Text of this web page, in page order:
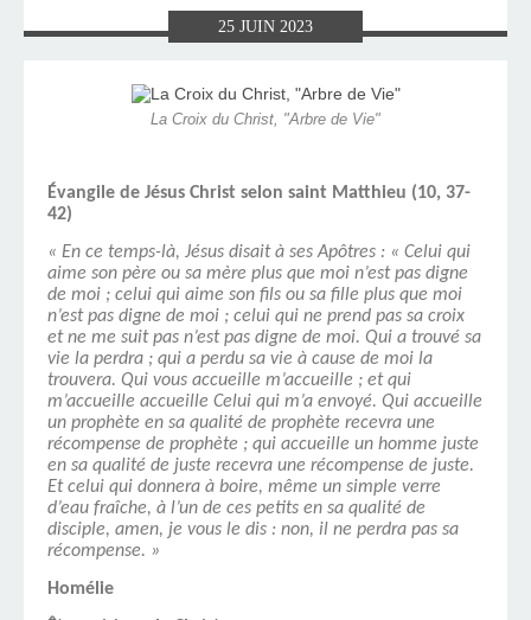
25 JUIN 2023
La Croix du Christ, "Arbre de Vie"
Évangile de Jésus Christ selon saint Matthieu (10, 37-
42)
« En ce temps-là, Jésus disait à ses Apôtres : « Celui qui
aime son père ou sa mère plus que moi n’est pas digne
de moi ; celui qui aime son fils ou sa fille plus que moi
n’est pas digne de moi ; celui qui ne prend pas sa croix
et ne me suit pas n’est pas digne de moi. Qui a trouvé sa
vie la perdra ; qui a perdu sa vie à cause de moi la
trouvera. Qui vous accueille m’accueille ; et qui
m’accueille accueille Celui qui m’a envoyé. Qui accueille
un prophète en sa qualité de prophète recevra une
récompense de prophète ; qui accueille un homme juste
en sa qualité de juste recevra une récompense de juste.
Et celui qui donnera à boire, même un simple verre
d’eau fraîche, à l’un de ces petits en sa qualité de
disciple, amen, je vous le dis : non, il ne perdra pas sa
récompense. »
Homélie